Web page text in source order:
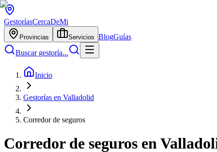
GestoríasCercaDeMi
Provincias Servicios BlogGuías
Buscar gestoría...
Inicio
Gestorías en Valladolid
Corredor de seguros
Corredor de seguros en